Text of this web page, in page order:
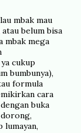
mbak mau
belum bisa
mbak mega
cukup
bumbunya),
formula
cara
buka
lumayan,